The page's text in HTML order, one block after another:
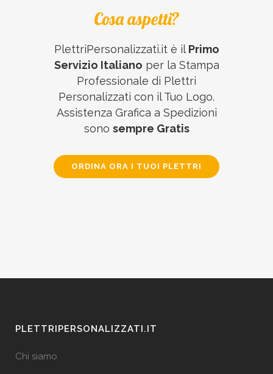
Cosa aspetti?
PlettriPersonalizzati.it è il Primo
Servizio Italiano per la Stampa
Professionale di Plettri
Personalizzati con il Tuo Logo.
Assistenza Grafica a Spedizioni
sono sempre Gratis
ORDINA ORA I TUOI PLETTRI
PLETTRIPERSONALIZZATI.IT
Chi siamo